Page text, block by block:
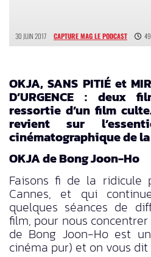
30 JUIN 2017 CAPTURE MAG LE PODCAST
OKJA, SANS PITIÉ et
D’URGENCE : deux
ressortie d’un film
revient sur
cinématographique de
OKJA de Bong Joon-Ho
Faisons fi de la ridicule
Cannes, et qui
quelques séances de
film, pour nous concentrer
de Bong Joon-Ho est
cinéma pur) et on vous